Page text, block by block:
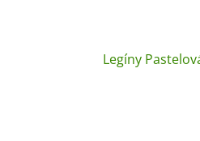
Legíny